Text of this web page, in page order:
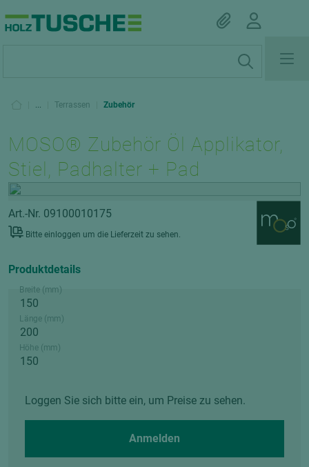
... Terrassen Zubehör
MOSO® Zubehör Öl Applikator,
Stiel, Padhalter + Pad
Art.-Nr. 09100010175
Bitte einloggen um die Lieferzeit zu sehen.
Produktdetails
Breite (mm)
Länge (mm)
Höhe (mm)
Loggen Sie sich bitte ein, um Preise zu sehen.
Anmelden